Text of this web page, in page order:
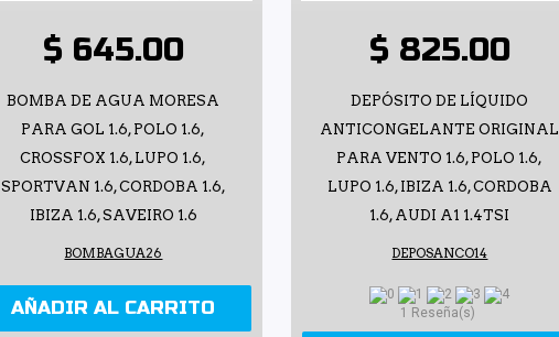
$ 645.00
BOMBA DE AGUA MORESA
PARA GOL 1.6, POLO 1.6,
CROSSFOX 1.6, LUPO 1.6,
SPORTVAN 1.6, CORDOBA 1.6,
IBIZA 1.6, SAVEIRO 1.6
BOMBAGUA26
AÑADIR AL CARRITO
$ 825.00
DEPÓSITO DE LÍQUIDO
ANTICONGELANTE ORIGINAL
PARA VENTO 1.6, POLO 1.6,
LUPO 1.6, IBIZA 1.6, CORDOBA
1.6, AUDI A1 1.4TSI
DEPOSANCO14
1 Reseña(s)